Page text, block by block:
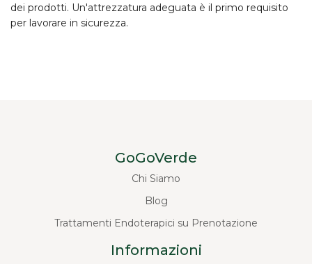
dei prodotti. Un'attrezzatura adeguata è il primo requisito
per lavorare in sicurezza.
GoGoVerde
Chi Siamo
Blog
Trattamenti Endoterapici su Prenotazione
Informazioni